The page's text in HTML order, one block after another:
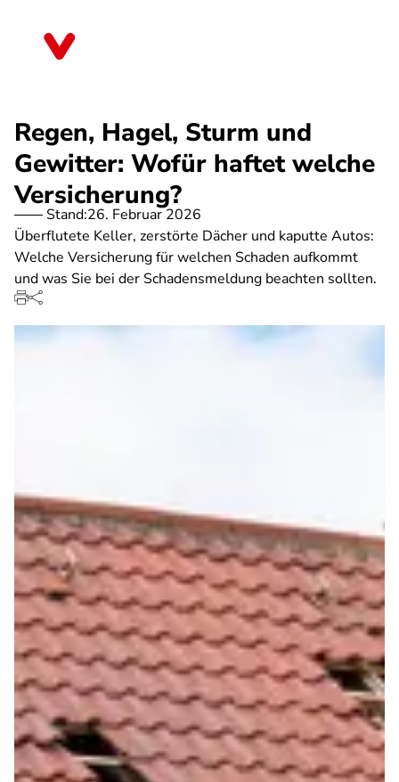
Regen, Hagel, Sturm und
Gewitter: Wofür haftet welche
Versicherung?
Stand:26. Februar 2026
Überflutete Keller, zerstörte Dächer und kaputte Autos:
Welche Versicherung für welchen Schaden aufkommt
und was Sie bei der Schadensmeldung beachten sollten.